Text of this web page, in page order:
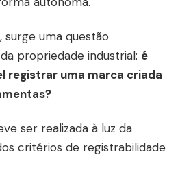
surge uma questão
propriedade industrial: é
registrar uma marca criada
ser realizada à luz da
critérios de registrabilidade